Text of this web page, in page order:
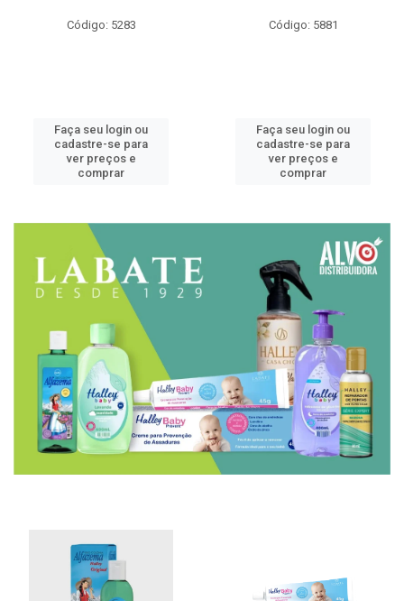
Código: 5283
Faça seu login ou
cadastre-se para
ver preços e
comprar
Código: 5881
Faça seu login ou
cadastre-se para
ver preços e
comprar